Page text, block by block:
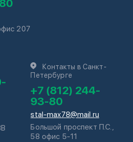
207
Контакты в Санкт-
Петербурге
+7 (812) 244-
93-80
stal-max78@mail.ru
Большой проспект П.С.,
58 офис 5-11